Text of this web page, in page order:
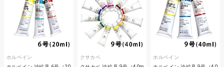
ホルベイン
クサカベ
ホルベイン